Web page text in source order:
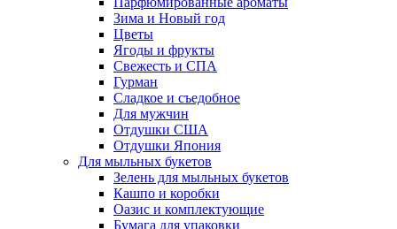
Зима и Новый год
Цветы
Ягоды и фрукты
Свежесть и СПА
Гурман
Сладкое и съедобное
Для мужчин
Отдушки США
Отдушки Япония
Для мыльных букетов
Зелень для мыльных букетов
Кашпо и коробки
Оазис и комплектующие
Бумага для упаковки